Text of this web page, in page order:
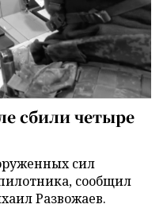
сбили четыре
сил
сообщил
Развожаев.